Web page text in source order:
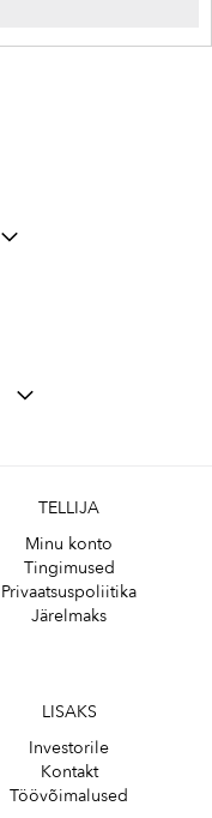
TELLIJA
Minu konto
Tingimused
Privaatsuspoliitika
Järelmaks
LISAKS
Investorile
Kontakt
Töövõimalused